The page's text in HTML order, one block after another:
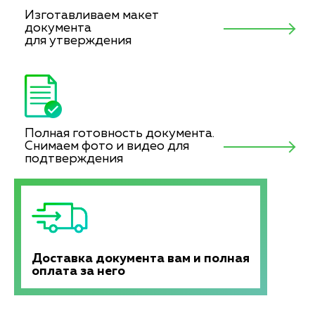
Изготавливаем макет
документа
для утверждения
Полная готовность документа.
Снимаем фото и видео для
подтверждения
Доставка документа вам и полная
оплата за него